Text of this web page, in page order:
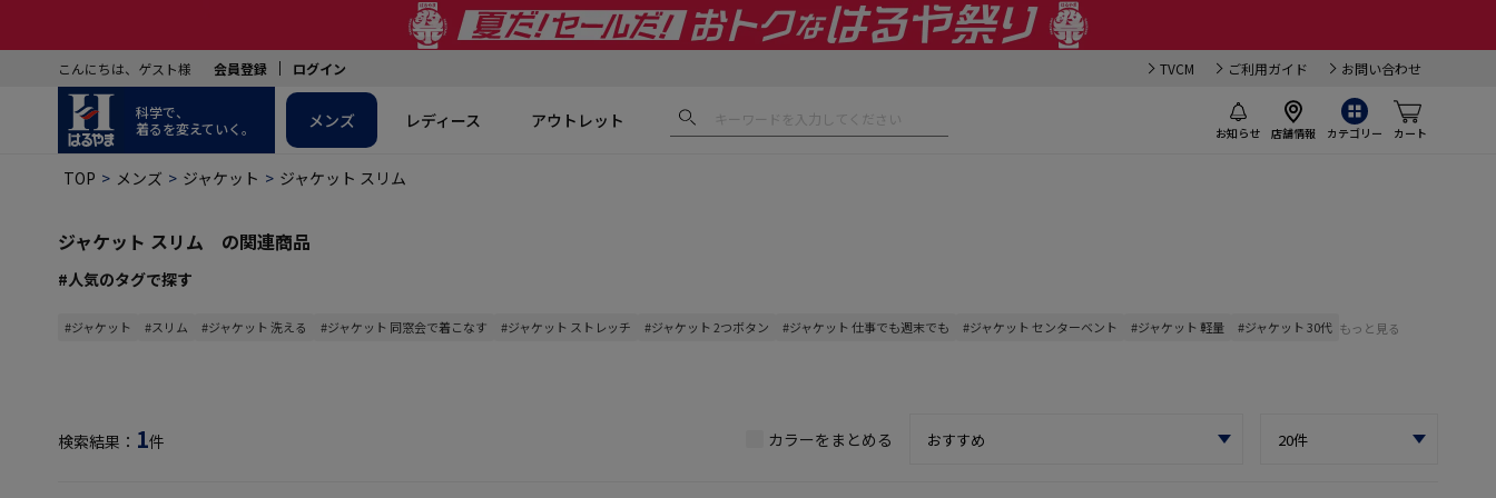
こんにちは、ゲスト様 会員登録 ログイン TVCM ご利用ガイド お問い合わせ
科学で、
着るを変えていく。
お知らせ 店舗情報 カテゴリー カート
メンズ レディース アウトレット
TOP メンズ ジャケット ジャケット スリム
ジャケット スリム の関連商品
#人気のタグで探す
#ジャケット #スリム #ジャケット 洗える #ジャケット 同窓会で着こなす #ジャケット ストレッチ #ジャケット 2つボタン #ジャケット 仕事でも週末でも #ジャケット センターベント #ジャケット 軽量 #ジャケット 30代 もっと見る
検索結果： 1件 カラーをまとめる